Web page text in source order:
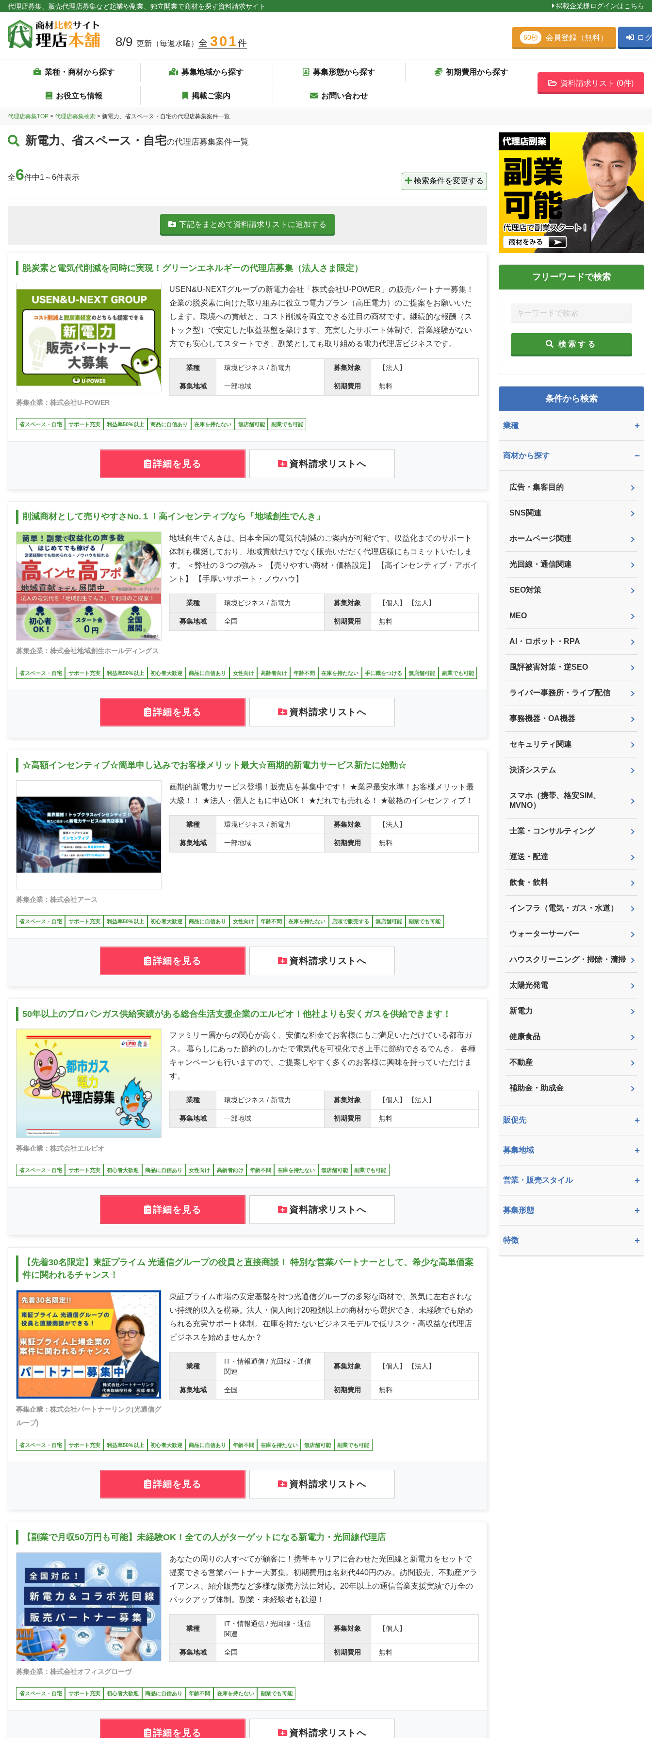
代理店募集、販売代理店募集など起業や副業、独立開業で商材を探す資料請求サイト 掲載企業様ログインはこちら
8/9 更新（毎週水曜） 全 301件
業種・商材から探す 募集地域から探す 募集形態から探す 初期費用から探す
お役立ち情報 掲載ご案内 お問い合わせ
資料請求リスト (0件)
60秒 会員登録（無料） ロ
代理店募集TOP > 代理店募集検索 > 新電力、省スペース・自宅の代理店募集案件一覧
新電力、省スペース・自宅の代理店募集案件一覧
全6件中1～6件表示 検索条件を変更する
下記をまとめて資料請求リストに追加する
脱炭素と電気代削減を同時に実現！グリーンエネルギーの代理店募集（法人さま限定）
募集企業：株式会社U-POWER
USEN&U-NEXTグループの新電力会社「株式会社U-POWER」の販売パートナー募集！
企業の脱炭素に向けた取り組みに役立つ電力プラン（高圧電力）のご提案をお願いいた
します。環境への貢献と、コスト削減を両立できる注目の商材です。継続的な報酬（ス
トック型）で安定した収益基盤を築けます。充実したサポート体制で、営業経験がない
方でも安心してスタートでき、副業としても取り組める電力代理店ビジネスです。
業種 環境ビジネス / 新電力 募集対象 【法人】
募集地域 一部地域 初期費用 無料
省スペース・自宅 サポート充実 利益率50%以上 商品に自信あり 在庫を持たない 無店舗可能 副業でも可能
詳細を見る 資料請求リストへ
削減商材として売りやすさNo.１！高インセンティブなら「地域創生でんき」
募集企業：株式会社地域創生ホールディングス
地域創生でんきは、日本全国の電気代削減のご案内が可能です。収益化までのサポート
体制も構築しており、地域貢献だけでなく販売いだだく代理店様にもコミットいたしま
す。 ＜弊社の３つの強み＞ 【売りやすい商材・価格設定】 【高インセンティブ・アポイ
ント】 【手厚いサポート・ノウハウ】
業種 環境ビジネス / 新電力 募集対象 【個人】 【法人】
募集地域 全国 初期費用 無料
省スペース・自宅 サポート充実 利益率50%以上 初心者大歓迎 商品に自信あり 女性向け 高齢者向け 年齢不問 在庫を持たない 手に職をつける 無店舗可能 副業でも可能
詳細を見る 資料請求リストへ
☆高額インセンティブ☆簡単申し込みでお客様メリット最大☆画期的新電力サービス新たに始動☆
募集企業：株式会社アース
画期的新電力サービス登場！販売店を募集中です！ ★業界最安水準！お客様メリット最
大級！！ ★法人・個人ともに申込OK！ ★だれでも売れる！ ★破格のインセンティブ！
業種 環境ビジネス / 新電力 募集対象 【法人】
募集地域 一部地域 初期費用 無料
省スペース・自宅 サポート充実 利益率50%以上 初心者大歓迎 商品に自信あり 女性向け 年齢不問 在庫を持たない 店頭で販売する 無店舗可能 副業でも可能
詳細を見る 資料請求リストへ
50年以上のプロパンガス供給実績がある総合生活支援企業のエルピオ！他社よりも安くガスを供給できます！
募集企業：株式会社エルピオ
ファミリー層からの関心が高く、安価な料金でお客様にもご満足いただけている都市ガ
ス。 暮らしにあった節約のしかたで電気代を可視化でき上手に節約できるでんき。 各種
キャンペーンも行いますので、ご提案しやすく多くのお客様に興味を持っていただけま
す。
業種 環境ビジネス / 新電力 募集対象 【個人】 【法人】
募集地域 一部地域 初期費用 無料
省スペース・自宅 サポート充実 初心者大歓迎 商品に自信あり 女性向け 高齢者向け 年齢不問 在庫を持たない 無店舗可能 副業でも可能
詳細を見る 資料請求リストへ
【先着30名限定】東証プライム 光通信グループの役員と直接商談！ 特別な営業パートナーとして、希少な高単価案
件に関われるチャンス！
募集企業：株式会社パートナーリンク(光通信グ
ループ)
東証プライム市場の安定基盤を持つ光通信グループの多彩な商材で、景気に左右されな
い持続的収入を構築。法人・個人向け20種類以上の商材から選択でき、未経験でも始め
られる充実サポート体制。在庫を持たないビジネスモデルで低リスク・高収益な代理店
ビジネスを始めませんか？
業種
IT・情報通信 / 光回線・通信
関連
募集対象 【個人】 【法人】
募集地域 全国 初期費用 無料
省スペース・自宅 サポート充実 利益率50%以上 初心者大歓迎 商品に自信あり 年齢不問 在庫を持たない 無店舗可能 副業でも可能
詳細を見る 資料請求リストへ
【副業で月収50万円も可能】未経験OK！全ての人がターゲットになる新電力・光回線代理店
募集企業：株式会社オフィスグローヴ
あなたの周りの人すべてが顧客に！携帯キャリアに合わせた光回線と新電力をセットで
提案できる営業パートナー大募集。初期費用は名刺代440円のみ。訪問販売、不動産アラ
イアンス、紹介販売など多様な販売方法に対応。20年以上の通信営業支援実績で万全の
バックアップ体制。副業・未経験者も歓迎！
業種
IT・情報通信 / 光回線・通信
関連
募集対象 【個人】
募集地域 全国 初期費用 無料
省スペース・自宅 サポート充実 初心者大歓迎 商品に自信あり 年齢不問 在庫を持たない 副業でも可能
詳細を見る 資料請求リストへ
フリーワードで検索
検索する
条件から検索
業種 +
商材から探す −
広告・集客目的
SNS関連
ホームページ関連
光回線・通信関連
SEO対策
MEO
AI・ロボット・RPA
風評被害対策・逆SEO
ライバー事務所・ライブ配信
事務機器・OA機器
セキュリティ関連
決済システム
スマホ（携帯、格安SIM、
MVNO）
士業・コンサルティング
運送・配達
飲食・飲料
インフラ（電気・ガス・水道）
ウォーターサーバー
ハウスクリーニング・掃除・清掃
太陽光発電
新電力
健康食品
不動産
補助金・助成金
販促先 +
募集地域 +
営業・販売スタイル +
募集形態 +
特徴 +